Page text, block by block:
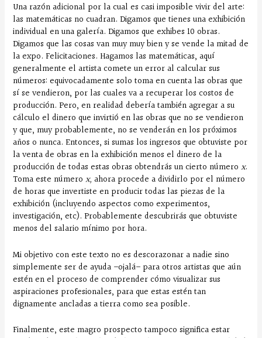
Una razón adicional por la cual es casi imposible vivir del arte:
las matemáticas no cuadran. Digamos que tienes una exhibición
individual en una galería. Digamos que exhibes 10 obras.
Digamos que las cosas van muy muy bien y se vende la mitad de
la expo. Felicitaciones. Hagamos las matemáticas, aquí
generalmente el artista comete un error al calcular sus
números: equivocadamente solo toma en cuenta las obras que
sí se vendieron, por las cuales va a recuperar los costos de
producción. Pero, en realidad debería también agregar a su
cálculo el dinero que invirtió en las obras que no se vendieron
y que, muy probablemente, no se venderán en los próximos
años o nunca. Entonces, si sumas los ingresos que obtuviste por
la venta de obras en la exhibición menos el dinero de la
producción de todas estas obras obtendrás un cierto númerox.
Toma este númerox, ahora procede a dividirlo por el número
de horas que invertiste en producir todas las piezas de la
exhibición (incluyendo aspectos como experimentos,
investigación, etc). Probablemente descubrirás que obtuviste
menos del salario mínimo por hora.
Mi objetivo con este texto no es descorazonar a nadie sino
simplemente ser de ayuda –ojalá– para otros artistas que aún
estén en el proceso de comprender cómo visualizar sus
aspiraciones profesionales, para que estas estén tan
dignamente ancladas a tierra como sea posible.
Finalmente, este magro prospecto tampoco significa estar